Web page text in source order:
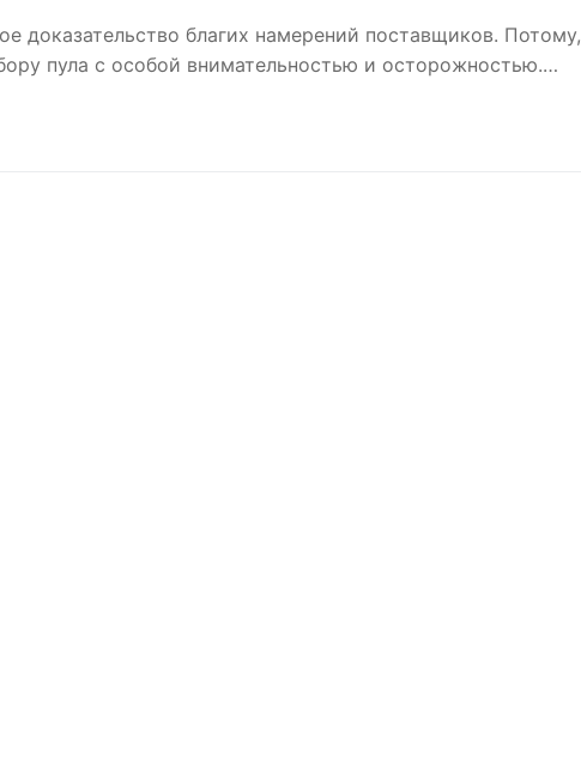
доказательство благих намерений поставщиков. Потому,
пула с особой внимательностью и осторожностью.…